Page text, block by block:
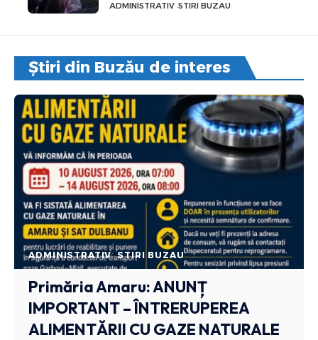
ADMINISTRATIV STIRI BUZAU
Știri din Buzău de interes
ADMINISTRATIV STIRI BUZAU
Primăria Amaru: ANUNȚ
IMPORTANT – ÎNTRERUPEREA
ALIMENTĂRII CU GAZE NATURALE